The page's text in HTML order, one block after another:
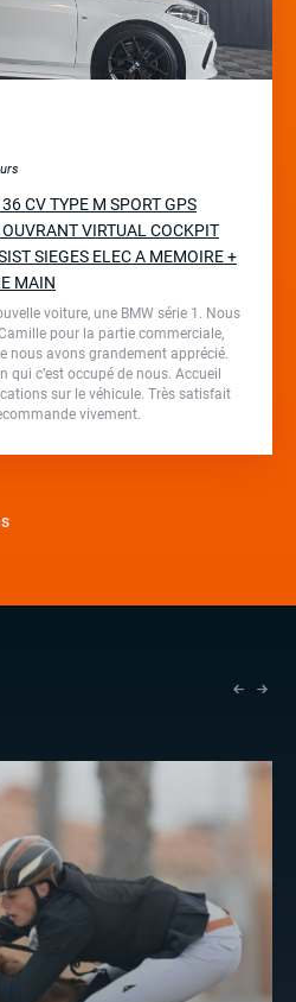
CV TYPE M SPORT GPS
VIRTUAL COCKPIT
SIEGES ELEC A MEMOIRE +
MAIN
voiture, une BMW série 1. Nous
pour la partie commerciale,
nous avons grandement apprécié.
qui c’est occupé de nous. Accueil
sur le véhicule. Très satisfait
vivement.